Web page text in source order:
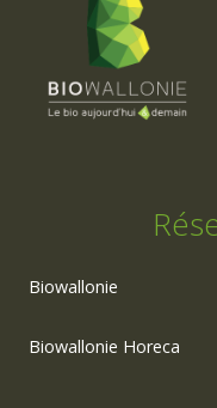
Biowallonie
Biowallonie Horeca